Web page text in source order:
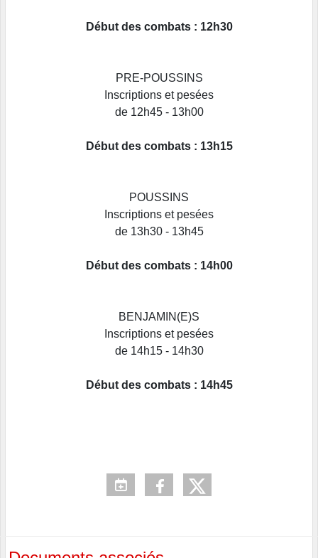
Début des combats : 12h30
PRE-POUSSINS
Inscriptions et pesées
de 12h45 - 13h00
Début des combats : 13h15
POUSSINS
Inscriptions et pesées
de 13h30 - 13h45
Début des combats : 14h00
BENJAMIN(E)S
Inscriptions et pesées
de 14h15 - 14h30
Début des combats : 14h45